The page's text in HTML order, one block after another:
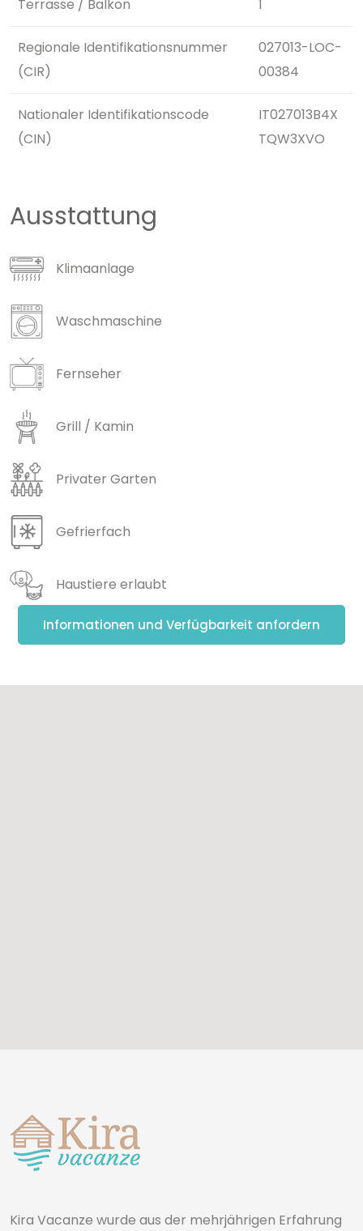
Terrasse / Balkon 1
Regionale Identifikationsnummer
(CIR)
027013-LOC-
00384
Nationaler Identifikationscode
(CIN)
IT027013B4X
TQW3XVO
Ausstattung
Klimaanlage
Waschmaschine
Fernseher
Grill / Kamin
Privater Garten
Gefrierfach
Haustiere erlaubt
Informationen und Verfügbarkeit anfordern
Kira Vacanze wurde aus der mehrjährigen Erfahrung